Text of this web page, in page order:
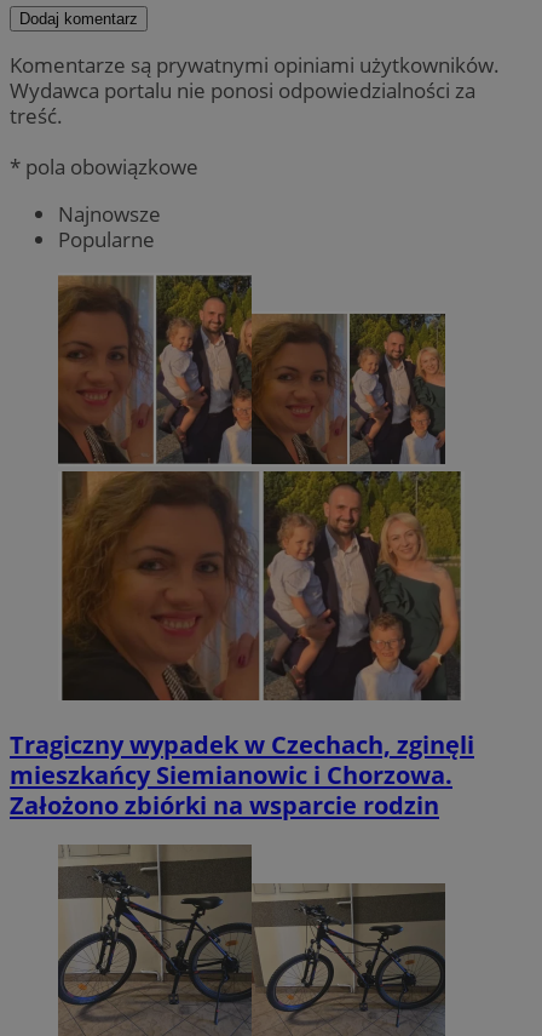
Dodaj komentarz
Komentarze są prywatnymi opiniami użytkowników.
Wydawca portalu nie ponosi odpowiedzialności za
treść.
* pola obowiązkowe
Najnowsze
Popularne
Tragiczny wypadek w Czechach, zginęli
mieszkańcy Siemianowic i Chorzowa.
Założono zbiórki na wsparcie rodzin